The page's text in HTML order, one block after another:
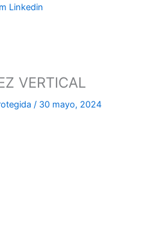
Linkedin
VERTICAL
/ 30 mayo, 2024